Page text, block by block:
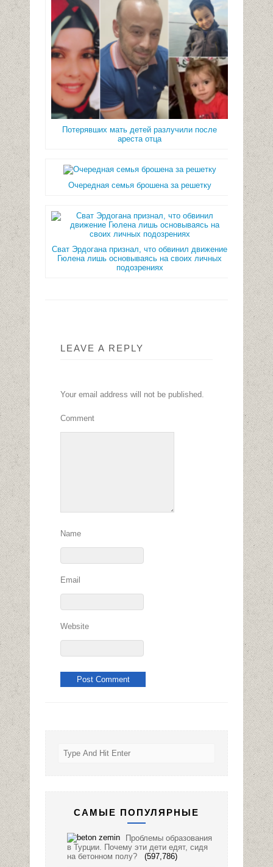
Потерявших мать детей разлучили после
ареста отца
Очередная семья брошена за решетку
Сват Эрдогана признал, что обвинил движение
Гюлена лишь основываясь на своих личных
подозрениях
LEAVE A REPLY
Your email address will not be published.
Comment
Name
Email
Website
САМЫЕ ПОПУЛЯРНЫЕ
Проблемы образования
в Турции. Почему эти дети едят, сидя
на бетонном полу?
(597,786)